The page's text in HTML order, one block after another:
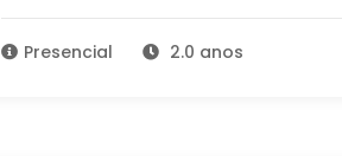
Presencial 2.0 anos